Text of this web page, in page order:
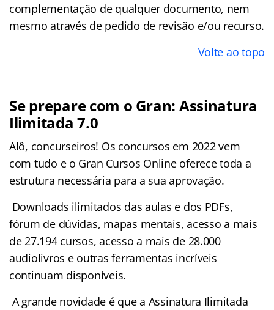
complementação de qualquer documento, nem
mesmo através de pedido de revisão e/ou recurso.
Volte ao topo
Se prepare com o Gran: Assinatura
Ilimitada 7.0
Alô, concurseiros! Os concursos em 2022 vem
com tudo e o Gran Cursos Online oferece toda a
estrutura necessária para a sua aprovação.
Downloads ilimitados das aulas e dos PDFs,
fórum de dúvidas, mapas mentais, acesso a mais
de 27.194 cursos, acesso a mais de 28.000
audiolivros e outras ferramentas incríveis
continuam disponíveis.
A grande novidade é que a Assinatura Ilimitada